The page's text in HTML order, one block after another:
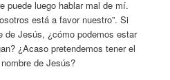
puede luego hablar mal de mí.
está a favor nuestro”. Si
de Jesús, ¿cómo podemos estar
¿Acaso pretendemos tener el
de Jesús?